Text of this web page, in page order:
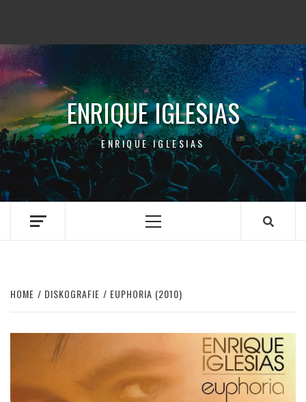
ENRIQUE IGLESIAS
ENRIQUE IGLESIAS
Primary
HOME DISKOGRAFIE EUPHORIA (2010)